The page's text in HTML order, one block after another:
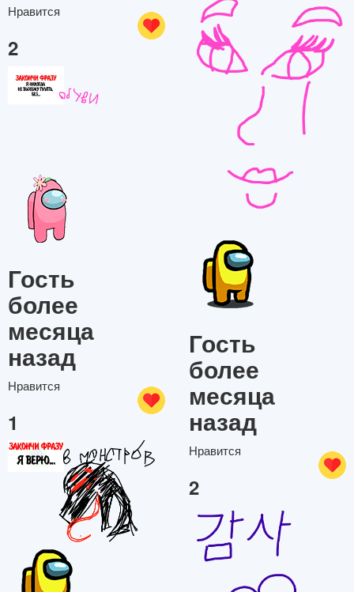
Нравится
2
Гость
более
месяца
назад
Нравится
2
Гость
более
месяца
назад
Нравится
1